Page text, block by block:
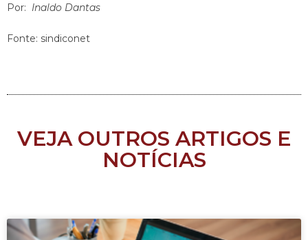
Por: Inaldo Dantas
Fonte: sindiconet
VEJA OUTROS ARTIGOS E
NOTÍCIAS